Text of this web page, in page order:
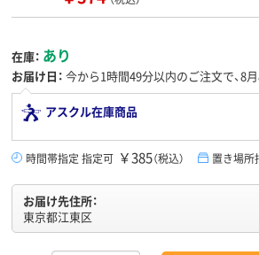
在庫： あり
お届け日： 今から1時間49分以内のご注文で、8月
アスクル在庫商品
時間帯指定 指定可 ￥385（税込） 置き場所
お届け先住所：
東京都江東区